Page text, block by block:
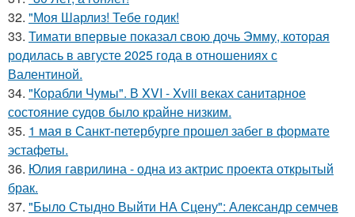
32. "Моя Шарлиз! Тебе годик!
33. Тимати впервые показал свою дочь Эмму, которая
родилась в августе 2025 года в отношениях с
Валентиной.
34. "Корабли Чумы". В XVI - Xviii веках санитарное
состояние судов было крайне низким.
35. 1 мая в Санкт-петербурге прошел забег в формате
эстафеты.
36. Юлия гаврилина - одна из актрис проекта открытый
брак.
37. "Было Стыдно Выйти НА Сцену": Александр семчев